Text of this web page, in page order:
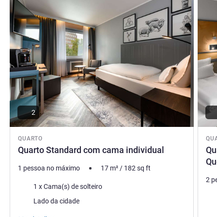
QUARTO
Quarto Standard com cama individual
2
1 pessoa no máximo 17 m²/ 182sq ft
Cama1 x Cama(s) de solteiro
Vistas:Lado da cidade
2